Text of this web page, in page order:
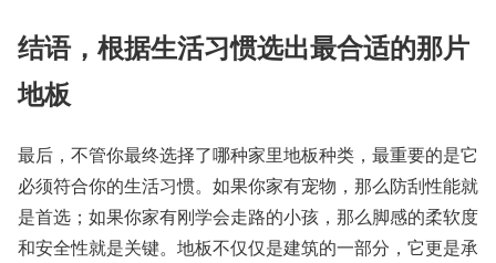
结语，根据生活习惯选出最合适的那片
地板
最后，不管你最终选择了哪种家里地板种类，最重要的是它
必须符合你的生活习惯。如果你家有宠物，那么防刮性能就
是首选；如果你家有刚学会走路的小孩，那么脚感的柔软度
和安全性就是关键。地板不仅仅是建筑的一部分，它更是承